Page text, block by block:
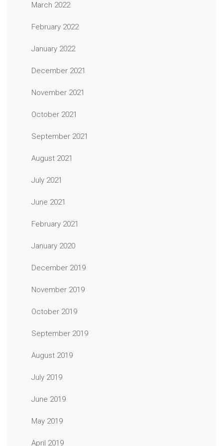
March 2022
February 2022
January 2022
December 2021
November 2021
October 2021
September 2021
August 2021
July 2021
June 2021
February 2021
January 2020
December 2019
November 2019
October 2019
September 2019
August 2019
July 2019
June 2019
May 2019
April 2019